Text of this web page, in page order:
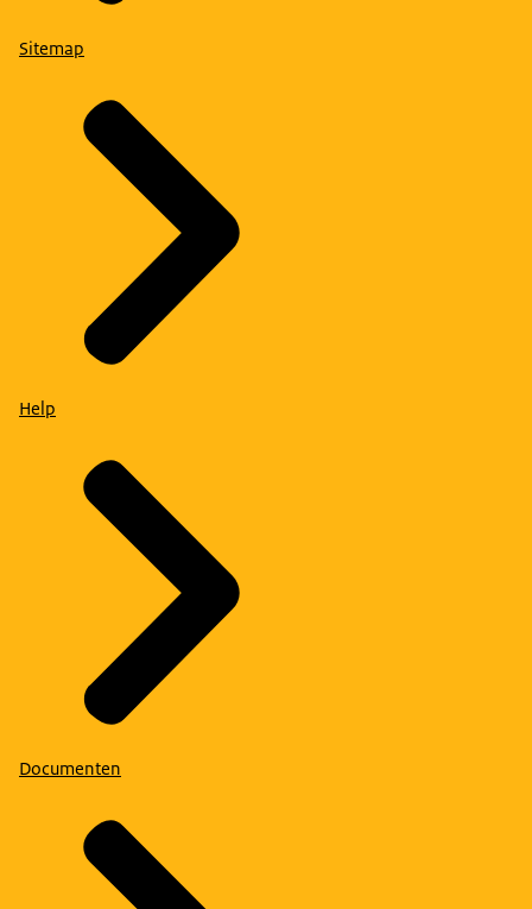
Sitemap
Help
Documenten